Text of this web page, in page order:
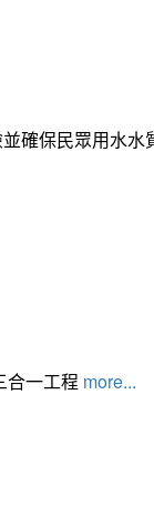
確保民眾用水
合一工程 more...